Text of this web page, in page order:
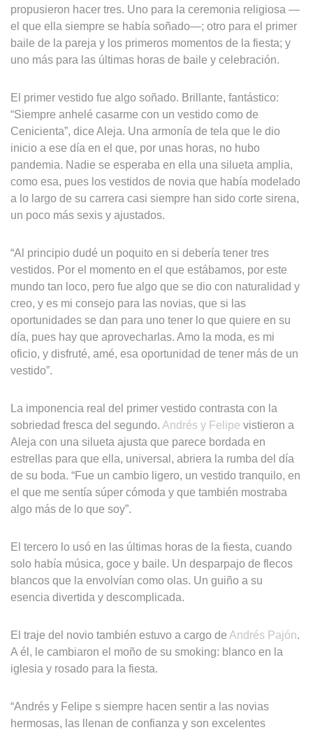
propusieron hacer tres. Uno para la ceremonia religiosa —
el que ella siempre se había soñado—; otro para el primer
baile de la pareja y los primeros momentos de la fiesta; y
uno más para las últimas horas de baile y celebración.
El primer vestido fue algo soñado. Brillante, fantástico:
“Siempre anhelé casarme con un vestido como de
Cenicienta”, dice Aleja. Una armonía de tela que le dio
inicio a ese día en el que, por unas horas, no hubo
pandemia. Nadie se esperaba en ella una silueta amplia,
como esa, pues los vestidos de novia que había modelado
a lo largo de su carrera casi siempre han sido corte sirena,
un poco más sexis y ajustados.
“Al principio dudé un poquito en si debería tener tres
vestidos. Por el momento en el que estábamos, por este
mundo tan loco, pero fue algo que se dio con naturalidad y
creo, y es mi consejo para las novias, que si las
oportunidades se dan para uno tener lo que quiere en su
día, pues hay que aprovecharlas. Amo la moda, es mi
oficio, y disfruté, amé, esa oportunidad de tener más de un
vestido”.
La imponencia real del primer vestido contrasta con la
sobriedad fresca del segundo. Andrés y Felipe vistieron a
Aleja con una silueta ajusta que parece bordada en
estrellas para que ella, universal, abriera la rumba del día
de su boda. “Fue un cambio ligero, un vestido tranquilo, en
el que me sentía súper cómoda y que también mostraba
algo más de lo que soy”.
El tercero lo usó en las últimas horas de la fiesta, cuando
solo había música, goce y baile. Un desparpajo de flecos
blancos que la envolvían como olas. Un guiño a su
esencia divertida y descomplicada.
El traje del novio también estuvo a cargo de Andrés Pajón.
A él, le cambiaron el moño de su smoking: blanco en la
iglesia y rosado para la fiesta.
“Andrés y Felipe s siempre hacen sentir a las novias
hermosas, las llenan de confianza y son excelentes